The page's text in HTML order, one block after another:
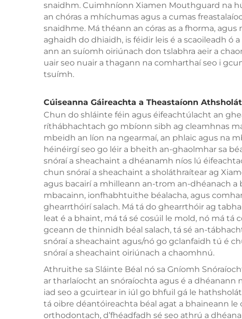
snaidhm. Cuimhníonn Xiamen Mouthguard na
an chóras a mhíchumas agus a cumas
snaidhme. Má théann an córas as a fhorma,
aghaidh do dhiaidh, is féidir leis é a scaoileadh ó
ann an suíomh oiriúnach don tslabhra aeir a
uair seo nuair a thagann na comharthaí seo i
tsuímh.
Cúiseanna Gáireachta a Theastaíonn
Chun do shláinte féin agus éifeachtúlacht an
ríthábhachtach go mbíonn sibh ag cleamhnas
mbeidh an líon na ngearmaí, an phlaic agus na
héinéirgí seo go léir a bheith an-ghaolmhar sa
snóraí a sheachaint a dhéanamh níos lú
chun snóraí a sheachaint a sholáthraítear ag
agus bacairí a mhilleann an-trom an-dhéanach
mbacainn, ionfhabhtuithe béalacha, agus
ghearrthóirí salach. Má tá do ghearrthóir ag
leat é a bhaint, má tá sé cosúil le mold, nó má tá
gceann de thinnidh béal salach, tá sé an-
snóraí a sheachaint agus/nó go gclanfaidh tú é
snóraí a sheachaint oiriúnach a chaomhnú.
Athruithe sa Sláinte Béal nó sa Gníomh
ar tharlaíocht an snóraíochta agus é a dhéanann
iad seo a gcuirtear in iúl go bhfuil gá le
tá oibre déantóireachta béal agat a bhaineann le
orthodontach, d’fhéadfadh sé seo athrú a